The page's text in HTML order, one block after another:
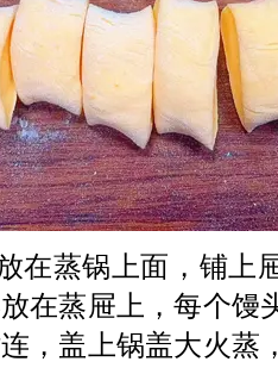
在蒸锅上面，铺上
在蒸屉上，每个馒
，盖上锅盖大火蒸